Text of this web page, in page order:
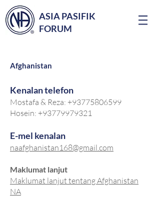
ASIA PASIFIK
FORUM
Afghanistan
Kenalan telefon
Mostafa & Reza: +93775806599
Hosein: +93779979321
E-mel kenalan
naafghanistan168@gmail.com
Maklumat lanjut
Maklumat lanjut tentang Afghanistan
NA